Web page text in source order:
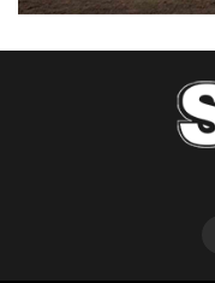
Автомашины улсын
тоогоор төгссөн бо...